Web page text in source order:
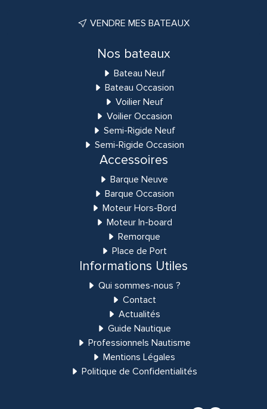
VENDRE MES BATEAUX
Nos bateaux
Bateau Neuf
Bateau Occasion
Voilier Neuf
Voilier Occasion
Semi-Rigide Neuf
Semi-Rigide Occasion
Accessoires
Barque Neuve
Barque Occasion
Moteur Hors-Bord
Moteur In-board
Remorque
Place de Port
Informations Utiles
Qui sommes-nous ?
Contact
Actualités
Guide Nautique
Professionnels Nautisme
Mentions Légales
Politique de Confidentialités